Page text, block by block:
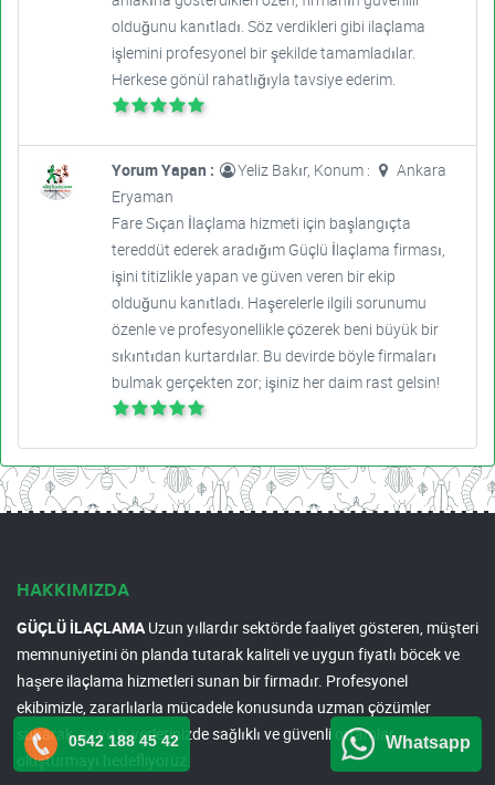
olduğunu kanıtladı. Söz verdikleri gibi ilaçlama
işlemini profesyonel bir şekilde tamamladılar.
Herkese gönül rahatlığıyla tavsiye ederim.
Yorum Yapan : Yeliz Bakır, Konum :
Ankara
Eryaman
Fare Sıçan İlaçlama hizmeti için başlangıçta
tereddüt ederek aradığım Güçlü İlaçlama firması,
işini titizlikle yapan ve güven veren bir ekip
olduğunu kanıtladı. Haşerelerle ilgili sorunumu
özenle ve profesyonellikle çözerek beni büyük bir
sıkıntıdan kurtardılar. Bu devirde böyle firmaları
bulmak gerçekten zor; işiniz her daim rast gelsin!
HAKKIMIZDA
GÜÇLÜ İLAÇLAMAUzun yıllardır sektörde faaliyet gösteren, müşteri
memnuniyetini ön planda tutarak kaliteli ve uygun fiyatlı böcek ve
haşere ilaçlama hizmetleri sunan bir firmadır. Profesyonel
ekibimizle, zararlılarla mücadele konusunda uzman çözümler
sunarak, ev ve iş yerlerinizde sağlıklı ve güvenli ortamlar
oluşturmayı hedefliyoruz.
0542 188 45 42 Whatsapp